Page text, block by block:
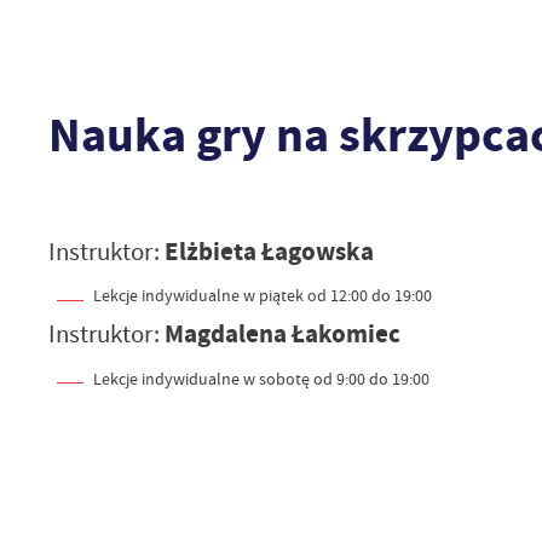
Nauka gry na
Instruktor: Elżbieta Łagowska
Lekcje indywidualne w piątek od 12:00 do 19:00
Instruktor: Magdalena Łakomiec
Lekcje indywidualne w sobotę od 9:00 do 19:00